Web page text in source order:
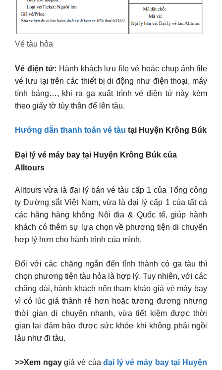
Vé tàu hỏa
Vé điện tử: Hành khách lưu file vé hoặc chụp ảnh file
vé lưu lại trên các thiết bị di động như điện thoại, máy
tính bảng…, khi ra ga xuất trình vé điện tử này kèm
theo giấy tờ tùy thân để lên tàu.
Hướng dẫn thanh toán vé tàu tại Huyện Krông Búk
Đại lý vé máy bay tại Huyện Krông Búk của
Alltours
Alltours vừa là đại lý bán vé tàu cấp 1 của Tổng công
ty Đường sắt Việt Nam, vừa là đại lý cấp 1 của tất cả
các hãng hàng không Nội địa & Quốc tế, giúp hành
khách có thêm sự lựa chọn về phương tiện di chuyển
hợp lý hơn cho hành trình của mình.
Đối với các chặng ngắn đến tỉnh thành có ga tàu thì
chọn phương tiện tàu hỏa là hợp lý. Tuy nhiên, với các
chặng dài, hành khách nên tham khảo giá vé máy bay
vì có lúc giá thành rẻ hơn hoặc tương đương nhưng
thời gian di chuyển nhanh, vừa tiết kiệm được thời
gian lại đảm bảo được sức khỏe khi không phải ngồi
lâu như đi tàu.
>>Xem ngaygiá vé củađại lý vé máy bay tại Huyện